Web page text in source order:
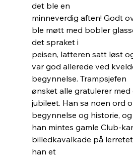
det ble en
minneverdig aften! Godt
ble møtt med bobler
det spraket i
peisen, latteren satt løst
var god allerede ved
begynnelse. Trampsjefen
ønsket alle gratulerer med
jubileet. Han sa noen ord
begynnelse og historie, og
han mintes gamle Club-
billedkavalkade på
han et